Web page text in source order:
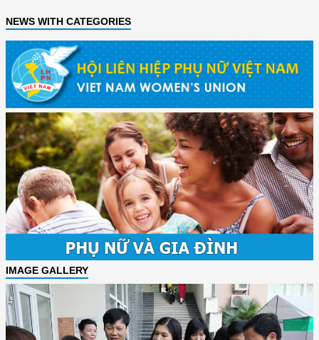
NEWS WITH CATEGORIES
IMAGE GALLERY